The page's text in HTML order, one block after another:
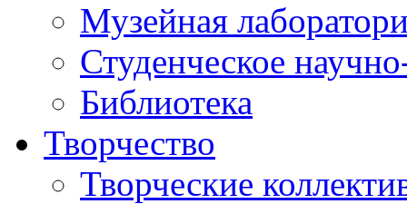
Музейная
Студенческое
Библиотека
Творчество
Творческие